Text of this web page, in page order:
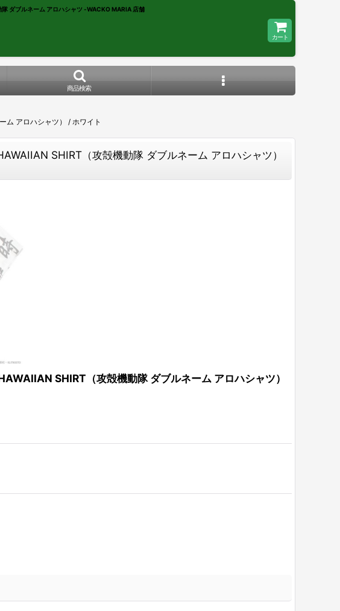
ダブルネーム アロハシャツ -WACKO MARIA 店舗
カート
商品検索
ム アロハシャツ） / ホワイト
SHIRT（攻殻機動隊 ダブルネーム アロハシャツ）
SHIRT（攻殻機動隊 ダブルネーム アロハシャツ）